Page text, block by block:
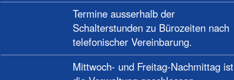
Termine ausserhalb der
Schalterstunden zu Bürozeiten nach
telefonischer Vereinbarung.
Mittwoch- und Freitag-Nachmittag ist